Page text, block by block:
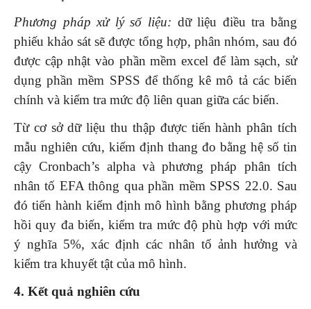
Phương pháp xử lý số liệu: dữ liệu điều tra bằng
phiếu khảo sát sẽ được tổng hợp, phân nhóm, sau đó
được cập nhật vào phần mềm excel để làm sạch, sử
dụng phần mềm SPSS để thống kê mô tả các biến
chính và kiểm tra mức độ liên quan giữa các biến.
Từ cơ sở dữ liệu thu thập được tiến hành phân tích
mẫu nghiên cứu, kiểm định thang đo bằng hệ số tin
cậy Cronbach’s alpha và phương pháp phân tích
nhân tố EFA thông qua phần mềm SPSS 22.0. Sau
đó tiến hành kiểm định mô hình bằng phương pháp
hồi quy đa biến, kiểm tra mức độ phù hợp với mức
ý nghĩa 5%, xác định các nhân tố ảnh hưởng và
kiểm tra khuyết tật của mô hình.
4. Kết quả nghiên cứu